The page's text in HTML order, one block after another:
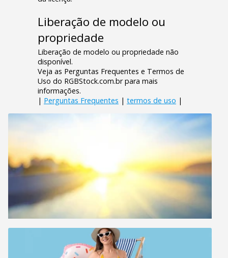
Liberação de modelo ou
propriedade
Liberação de modelo ou propriedade não
disponível.
Veja as Perguntas Frequentes e Termos de
Uso do RGBStock.com.br para mais
informações.
| Perguntas Frequentes | termos de uso |